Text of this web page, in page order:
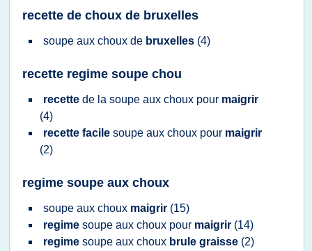
recette de choux de bruxelles
soupe aux choux de bruxelles (4)
recette regime soupe chou
recette de la soupe aux choux pour maigrir
(4)
recette facile soupe aux choux pour maigrir
(2)
regime soupe aux choux
soupe aux choux maigrir (15)
regime soupe aux choux pour maigrir (14)
regime soupe aux choux brule graisse (2)